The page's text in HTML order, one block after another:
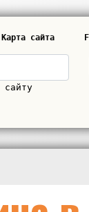
Карта сайта
сайту